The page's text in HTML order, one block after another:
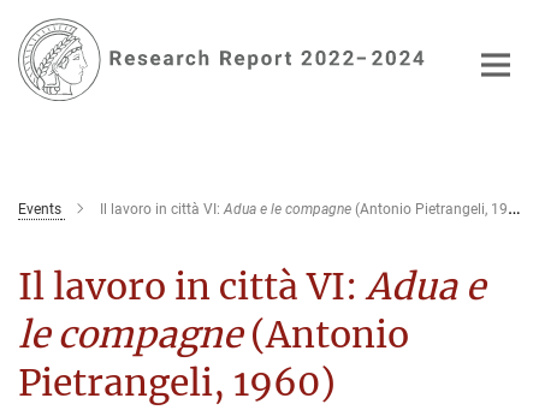
Main-
Content
Events Il lavoro in città VI: Adua e le compagne (Antonio Pietrangeli, 1960)
Il lavoro in città VI: Adua e
le compagne(Antonio
Pietrangeli, 1960)